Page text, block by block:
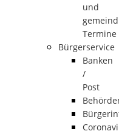
und
Termine
Bürgerservice
Banken
/
Post